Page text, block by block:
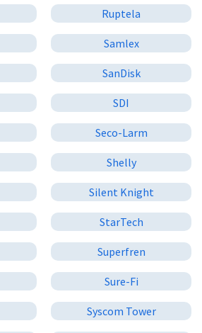
Ruptela
Samlex
SanDisk
SDI
Seco-Larm
Shelly
Silent Knight
StarTech
Superfren
Sure-Fi
Syscom Tower